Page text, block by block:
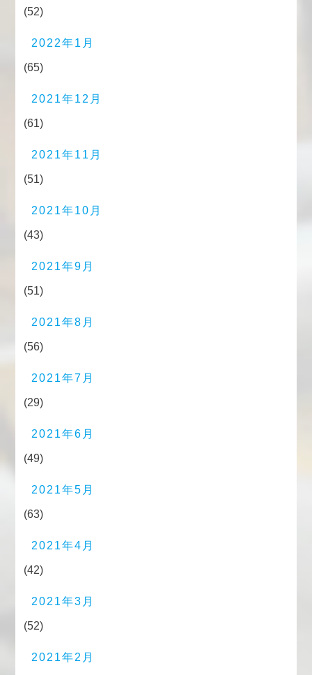
(52)
2022年1月
(65)
2021年12月
(61)
2021年11月
(51)
2021年10月
(43)
2021年9月
(51)
2021年8月
(56)
2021年7月
(29)
2021年6月
(49)
2021年5月
(63)
2021年4月
(42)
2021年3月
(52)
2021年2月